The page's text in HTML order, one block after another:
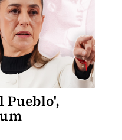
Pueblo',